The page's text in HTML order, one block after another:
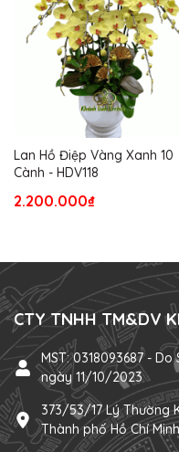
Lan Hồ Điệp Vàng Xanh 10
Cành - HDV118
2.200.000₫
CTY TNHH TM&DV
MST: 0318093687 -
ngày 11/10/2023
373/53/17 Lý Thường
Thành phố Hồ Chí Minh